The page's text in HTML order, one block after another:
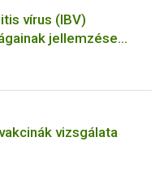
vírus (IBV)
jellemzése
eszközökkel
vizsgálata